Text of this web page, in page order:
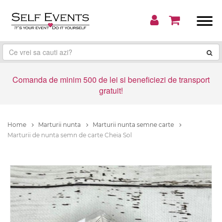
Comanda de minim 500 de lei si beneficiezi de transport
gratuit!
Home Marturii nunta
Marturii nunta semne carte
Marturii de nunta semn de carte Cheia Sol